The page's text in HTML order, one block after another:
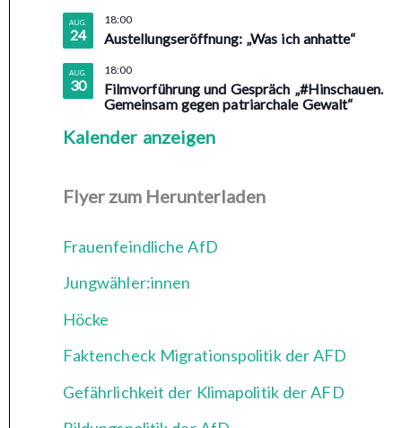
AUG.
24
18:00
Austellungseröffnung: „Was ich anhatte“
AUG.
30
18:00
Filmvorführung und Gespräch „#Hinschauen.
Gemeinsam gegen patriarchale Gewalt“
Kalender anzeigen
Flyer zum Herunterladen
Frauenfeindliche AfD
Jungwähler:innen
Höcke
Faktencheck Migrationspolitik der AFD
Gefährlichkeit der Klimapolitik der AFD